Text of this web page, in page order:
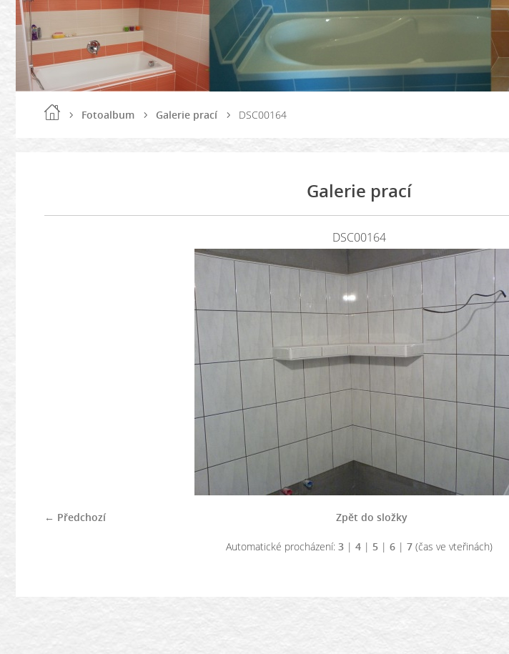
Fotoalbum Galerie prací DSC00164
Galerie prací
DSC00164
← Předchozí Zpět do složky
Automatické procházení: 3| 4| 5| 6| 7(čas ve vteřinách)